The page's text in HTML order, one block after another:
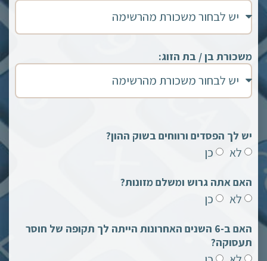
משכורת בן / בת הזוג:
יש לך הפסדים ורווחים בשוק ההון?
לא כן
האם אתה גרוש ומשלם מזונות?
לא כן
האם ב-6 השנים האחרונות הייתה לך תקופה של חוסר
תעסוקה?